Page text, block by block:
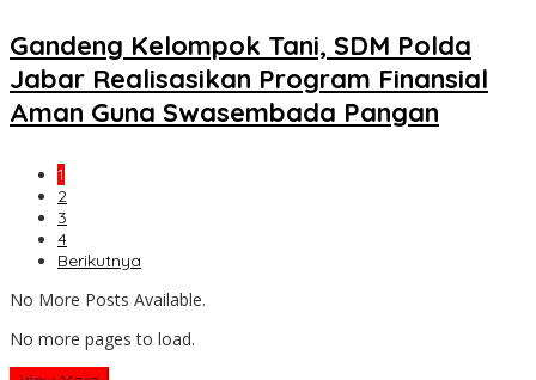
Gandeng Kelompok Tani, SDM Polda
Jabar Realisasikan Program Finansial
Aman Guna Swasembada Pangan
1
2
3
4
Berikutnya
No More Posts Available.
No more pages to load.